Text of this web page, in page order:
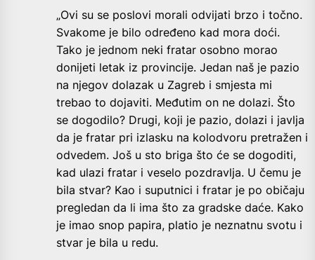
„Ovi su se poslovi morali odvijati brzo i točno.
Svakome je bilo određeno kad mora doći.
Tako je jednom neki fratar osobno morao
donijeti letak iz provincije. Jedan naš je pazio
na njegov dolazak u Zagreb i smjesta mi
trebao to dojaviti. Međutim on ne dolazi. Što
se dogodilo? Drugi, koji je pazio, dolazi i javlja
da je fratar pri izlasku na kolodvoru pretražen i
odvedem. Još u sto briga što će se dogoditi,
kad ulazi fratar i veselo pozdravlja. U čemu je
bila stvar? Kao i suputnici i fratar je po običaju
pregledan da li ima što za gradske daće. Kako
je imao snop papira, platio je neznatnu svotu i
stvar je bila u redu.